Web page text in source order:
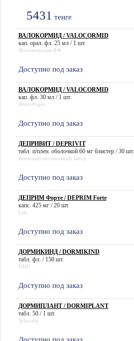
5431 тенге
ВАЛОКОРМИД / VALOCORMID
кап. орал. фл. 25 мл / 1 шт.
Житомирская ФФ
Доступно под заказ
ВАЛОКОРМИД / VALOCORMID
кап. фл. 30 мл / 1 шт.
ФитоФарм
Доступно под заказ
ДЕПРИВИТ / DEPRIVIT
табл. п/плен. оболочкой 60 мг блистер / 30 шт.
Киевский витаминный завод
Доступно под заказ
ДЕПРИМ Форте / DEPRIM Forte
капс. 425 мг / 20 шт.
Lek
Доступно под заказ
ДОРМИКИНД / DORMIKIND
табл. фл. / 150 шт.
DHU
Доступно под заказ
ДОРМИПЛАНТ / DORMIPLANT
табл. 50 / 1 шт.
Schwabe